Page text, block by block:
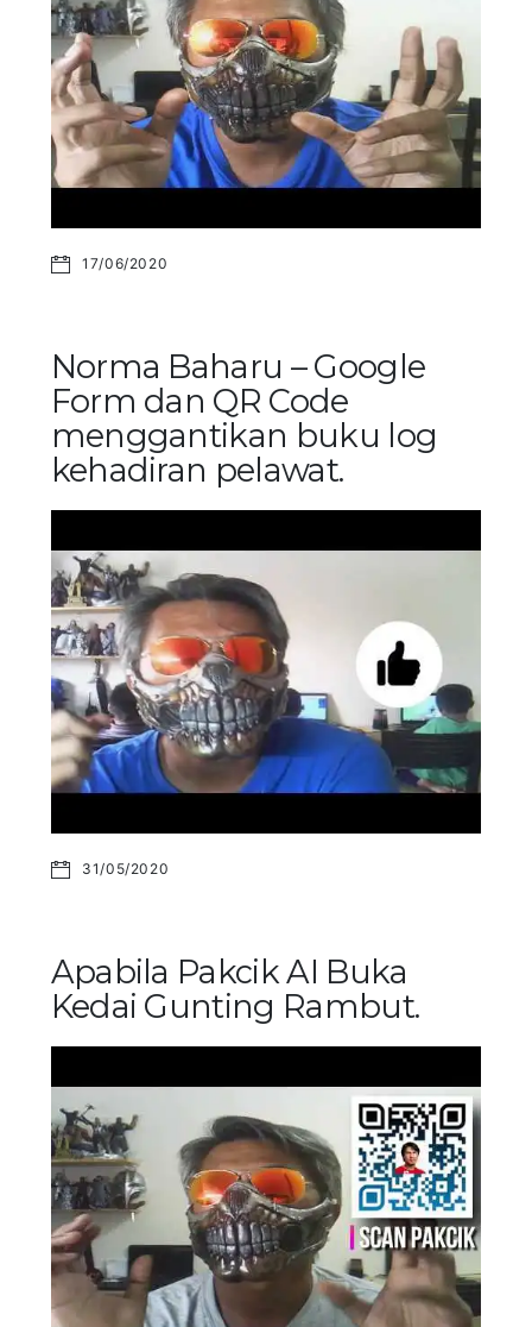
17/06/2020
Norma Baharu – Google
Form dan QR Code
menggantikan buku log
kehadiran pelawat.
31/05/2020
Apabila Pakcik AI Buka
Kedai Gunting Rambut.